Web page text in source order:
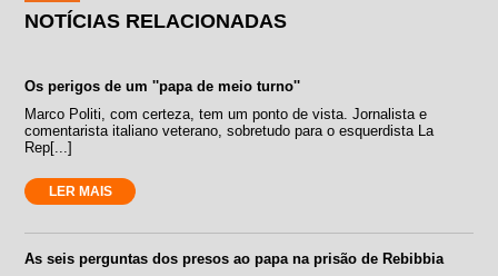
NOTÍCIAS RELACIONADAS
Os perigos de um ''papa de meio turno''
Marco Politi, com certeza, tem um ponto de vista. Jornalista e
comentarista italiano veterano, sobretudo para o esquerdista La
Rep[...]
LER MAIS
As seis perguntas dos presos ao papa na prisão de Rebibbia